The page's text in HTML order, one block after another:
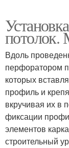
потолок.
Вдоль
перфоратором
которых
профиль и
вкручивая их в
фиксации
элементов
строительный